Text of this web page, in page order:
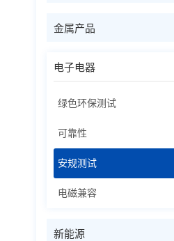
金属产品
电子电器
绿色环保测试
可靠性
安规测试
电磁兼容
新能源